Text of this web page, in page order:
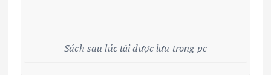
Sách sau lúc tải được lưu trong pc